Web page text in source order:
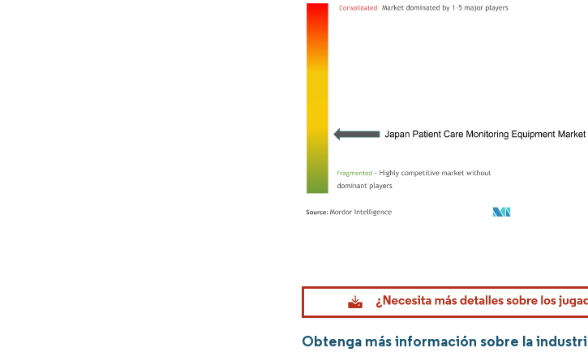
Obtenga más información sobre la